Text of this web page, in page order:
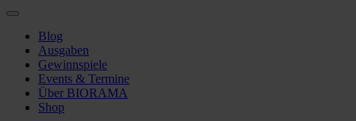
Blog
Ausgaben
Gewinnspiele
Events & Termine
Über BIORAMA
Shop